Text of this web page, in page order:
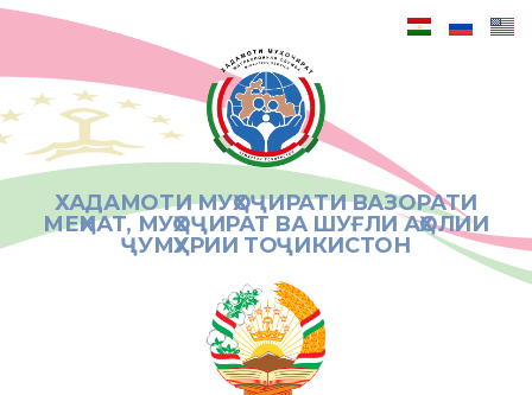
ХАДАМОТИ МУҲОҶИРАТИ ВАЗОРАТИ
МЕҲНАТ, МУҲОҶИРАТ ВА ШУҒЛИ АҲОЛИИ
ҶУМҲУРИИ ТОҶИКИСТОН